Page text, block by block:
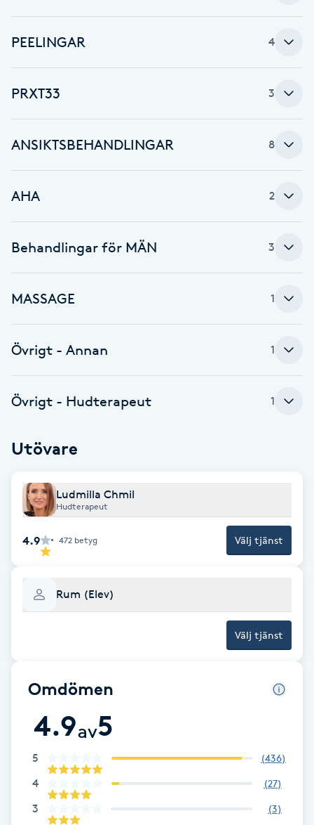
Diamantslipning
E
Extensions borttagning
Eyeliner-tatuering
Face framing
Fet hårbotten
Fibromassage
Fillers
Fotmassage
Fotvård
Fransar
Fransfärgning
Fransförlängning
Fransförlängning Megavolym
Fransförlängning Volym
PEELINGAR 4
PRXT33 3
ANSIKTSBEHANDLINGAR 8
AHA 2
Behandlingar för MÄN 3
MASSAGE 1
Övrigt - Annan 1
Övrigt - Hudterapeut 1
Utövare
Ludmilla Chmil
Hudterapeut
4.9 472 betyg Välj tjänst
Rum (Elev)
Välj tjänst
Omdömen
4.9av5
5 (436)
4 (27)
3 (3)